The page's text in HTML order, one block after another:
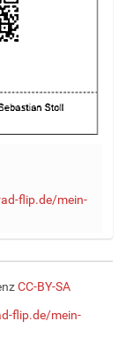
flip.de/mein-
CC-BY-SA
flip.de/mein-